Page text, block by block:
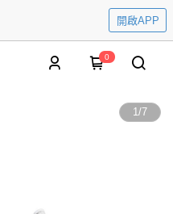
開啟APP
0
1/7